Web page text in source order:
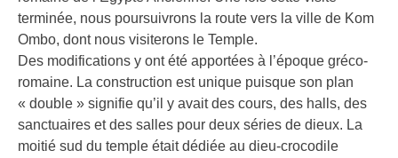
terminée, nous poursuivrons la route vers la ville de Kom
Ombo, dont nous visiterons le Temple.
Des modifications y ont été apportées à l’époque gréco-
romaine. La construction est unique puisque son plan
« double » signifie qu’il y avait des cours, des halls, des
sanctuaires et des salles pour deux séries de dieux. La
moitié sud du temple était dédiée au dieu-crocodile